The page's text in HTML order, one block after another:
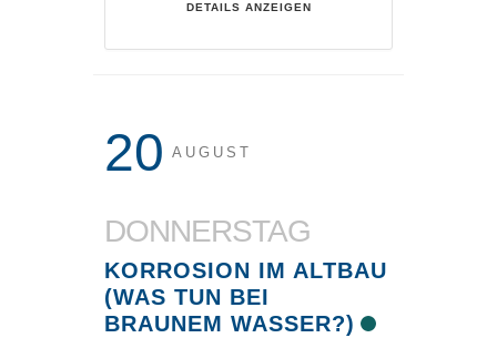
DETAILS ANZEIGEN
20 AUGUST
DONNERSTAG
KORROSION IM ALTBAU
(WAS TUN BEI
BRAUNEM WASSER?)